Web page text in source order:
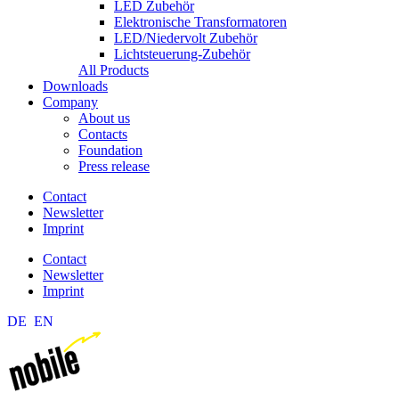
LED Zubehör
Elektronische Transformatoren
LED/Niedervolt Zubehör
Lichtsteuerung-Zubehör
All Products
Downloads
Company
About us
Contacts
Foundation
Press release
Contact
Newsletter
Imprint
Contact
Newsletter
Imprint
DE EN